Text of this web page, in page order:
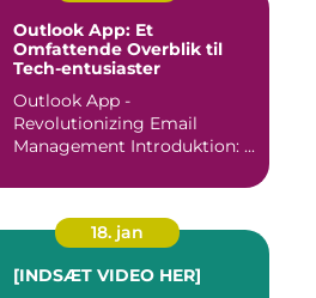
Outlook App: Et
Omfattende Overblik til
Tech-entusiaster
Outlook App -
Revolutionizing Email
Management Introduktion: ...
18. jan
[INDSÆT VIDEO HER]